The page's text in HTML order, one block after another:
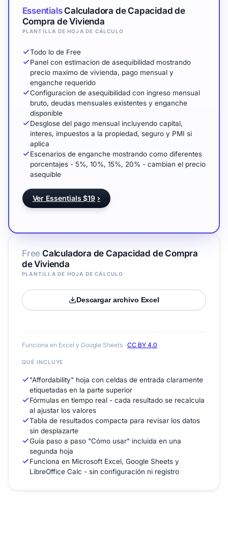
Free Calculadora de Capacidad de Compra
de Vivienda
PLANTILLA DE HOJA DE CÁLCULO
Descargar archivo Excel
Funciona en Excel y Google Sheets · CC BY 4.0
QUÉ INCLUYE
"Affordability" hoja con celdas de entrada claramente
etiquetadas en la parte superior
Fórmulas en tiempo real - cada resultado se recalcula
al ajustar los valores
Tabla de resultados compacta para revisar los datos
sin desplazarte
Guía paso a paso "Cómo usar" incluida en una
segunda hoja
Funciona en Microsoft Excel, Google Sheets y
LibreOffice Calc - sin configuración ni registro
EssentialsCalculadora de Capacidad de
Compra de Vivienda
PLANTILLA DE HOJA DE CÁLCULO
Todo lo de Free
Panel con estimacion de asequibilidad mostrando
precio maximo de vivienda, pago mensual y
enganche requerido
Configuracion de asequibilidad con ingreso mensual
bruto, deudas mensuales existentes y enganche
disponible
Desglose del pago mensual incluyendo capital,
interes, impuestos a la propiedad, seguro y PMI si
aplica
Escenarios de enganche mostrando como diferentes
porcentajes - 5%, 10%, 15%, 20% - cambian el precio
asequible
Ver Essentials $19 ›